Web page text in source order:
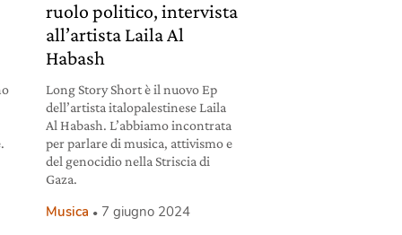
ruolo politico, intervista
all’artista Laila Al
Habash
Long Story Short è il nuovo Ep
dell’artista italopalestinese Laila
Al Habash. L’abbiamo incontrata
per parlare di musica, attivismo e
del genocidio nella Striscia di
Gaza.
Musica 7 giugno 2024